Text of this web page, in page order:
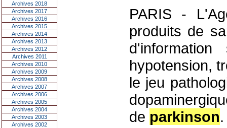
Archives 2018
Archives 2017
Archives 2016
Archives 2015
Archives 2014
Archives 2013
Archives 2012
Archives 2011
Archives 2010
Archives 2009
Archives 2008
Archives 2007
Archives 2006
Archives 2005
Archives 2004
Archives 2003
Archives 2002
PARIS -
produits de
hypotension,
le jeu
de parkinson.